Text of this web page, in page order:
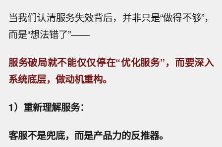
当我们认清服务失效背后，并非只是“做得不够”，
而是“想法错了”——
服务破局就不能仅仅停在“优化服务”，而要深入
系统底层，做动机重构。
1）重新理解服务：
客服不是兜底，而是产品力的反推器。